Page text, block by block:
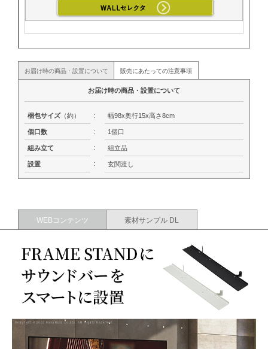
お届け時の商品・設置について 販売にあたっての注意事項
お届け時の商品・設置について
梱包サイズ（約） : 幅98x奥行15x高さ8cm
個口数 : 1個口
組み立て : 組立品
設置 : 玄関渡し
WEBコンテンツ 素材サンプル DL